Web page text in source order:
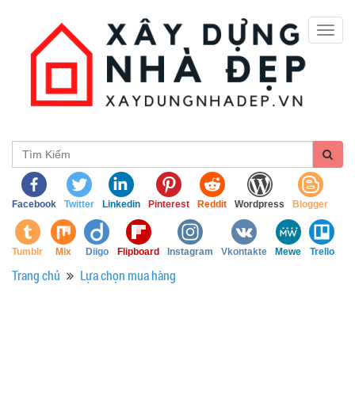
Facebook Twitter Linkedin Pinterest Reddit Wordpress Blogger
Tumblr Mix Diigo Flipboard Instagram Vkontakte Mewe Trello
Trang chủ Lựa chọn mua hàng